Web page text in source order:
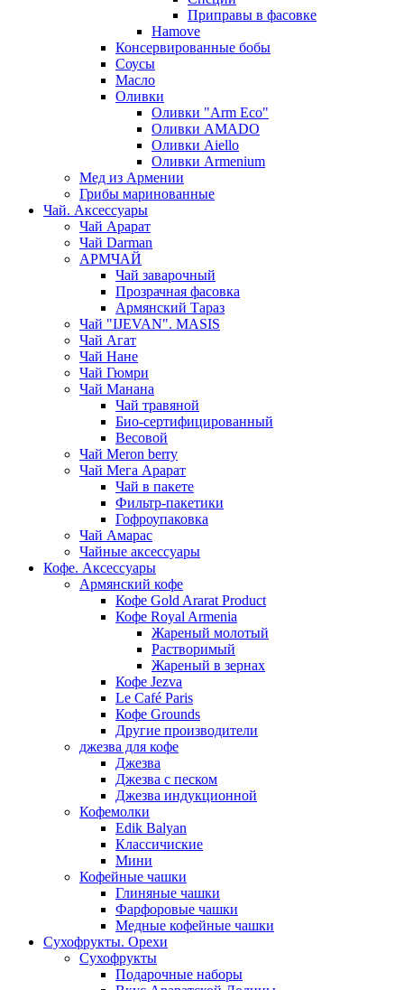
Приправы в фасовке
Hamove
Консервированные бобы
Соусы
Масло
Оливки
Оливки "Arm Eco"
Оливки AMADO
Оливки Aiello
Оливки Armenium
Мед из Армении
Грибы маринованные
Чай. Аксессуары
Чай Арарат
Чай Darman
АРМЧАЙ
Чай заварочный
Прозрачная фасовка
Армянский Тараз
Чай "IJEVAN". MASIS
Чай Агат
Чай Нане
Чай Гюмри
Чай Манана
Чай травяной
Био-сертифицированный
Весовой
Чай Meron berry
Чай Мега Арарат
Чай в пакете
Фильтр-пакетики
Гофроупаковка
Чай Амарас
Чайные аксессуары
Кофе. Аксессуары
Армянский кофе
Кофе Gold Ararat Product
Кофе Royal Armenia
Жареный молотый
Растворимый
Жареный в зернах
Кофе Jezva
Le Café Paris
Кофе Grounds
Другие производители
джезва для кофе
Джезва
Джезва с песком
Джезва индукционной
Кофемолки
Edik Balyan
Классичиские
Мини
Кофейные чашки
Глиняные чашки
Фарфоровые чашки
Медные кофейные чашки
Сухофрукты. Орехи
Сухофрукты
Подарочные наборы